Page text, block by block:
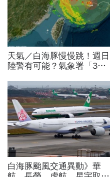
天氣／白海豚慢慢跳！週日
陸警有可能？氣象署「3字
縣市達停班課標準
白海豚颱風交通異動》華